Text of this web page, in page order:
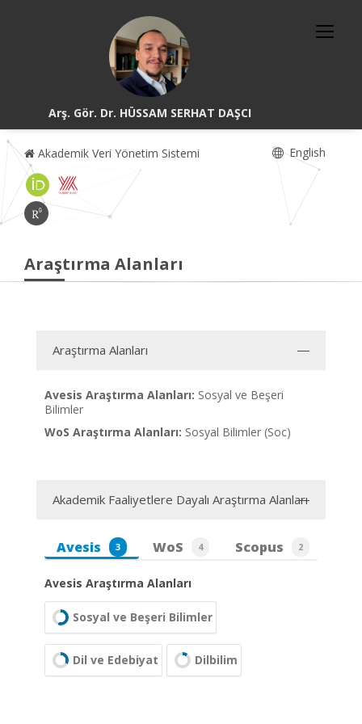
Arş. Gör. Dr. HÜSSAM SERHAT DAŞCI
Akademik Veri Yönetim Sistemi English
Araştırma Alanları
Araştırma Alanları
Avesis Araştırma Alanları: Sosyal ve Beşeri
Bilimler
WoS Araştırma Alanları: Sosyal Bilimler (Soc)
Akademik Faaliyetlere Dayalı Araştırma Alanları
Avesis 3 WoS 4 Scopus 2
Avesis Araştırma Alanları
Sosyal ve Beşeri Bilimler
Dil ve Edebiyat Dilbilim